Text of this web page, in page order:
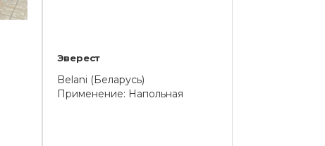
Эверест
Belani (Беларусь)
Применение: Напольная